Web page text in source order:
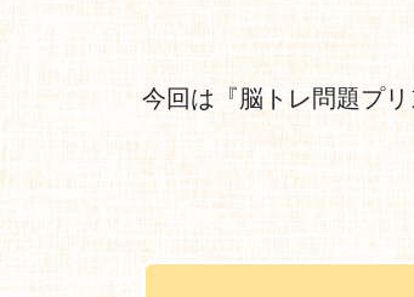
今回は『脳トレ問題プ